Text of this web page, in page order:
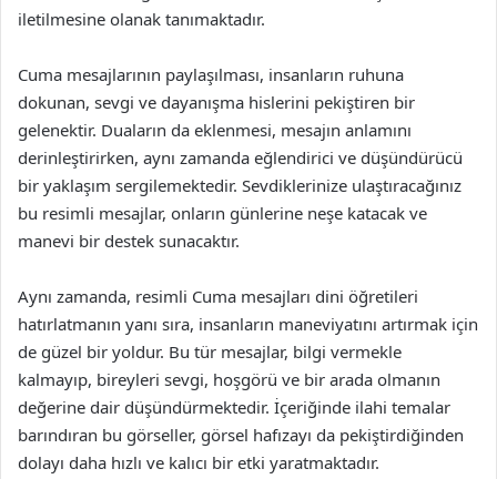
iletilmesine olanak tanımaktadır.
Cuma mesajlarının paylaşılması, insanların ruhuna
dokunan, sevgi ve dayanışma hislerini pekiştiren bir
gelenektir. Duaların da eklenmesi, mesajın anlamını
derinleştirirken, aynı zamanda eğlendirici ve düşündürücü
bir yaklaşım sergilemektedir. Sevdiklerinize ulaştıracağınız
bu resimli mesajlar, onların günlerine neşe katacak ve
manevi bir destek sunacaktır.
Aynı zamanda, resimli Cuma mesajları dini öğretileri
hatırlatmanın yanı sıra, insanların maneviyatını artırmak için
de güzel bir yoldur. Bu tür mesajlar, bilgi vermekle
kalmayıp, bireyleri sevgi, hoşgörü ve bir arada olmanın
değerine dair düşündürmektedir. İçeriğinde ilahi temalar
barındıran bu görseller, görsel hafızayı da pekiştirdiğinden
dolayı daha hızlı ve kalıcı bir etki yaratmaktadır.